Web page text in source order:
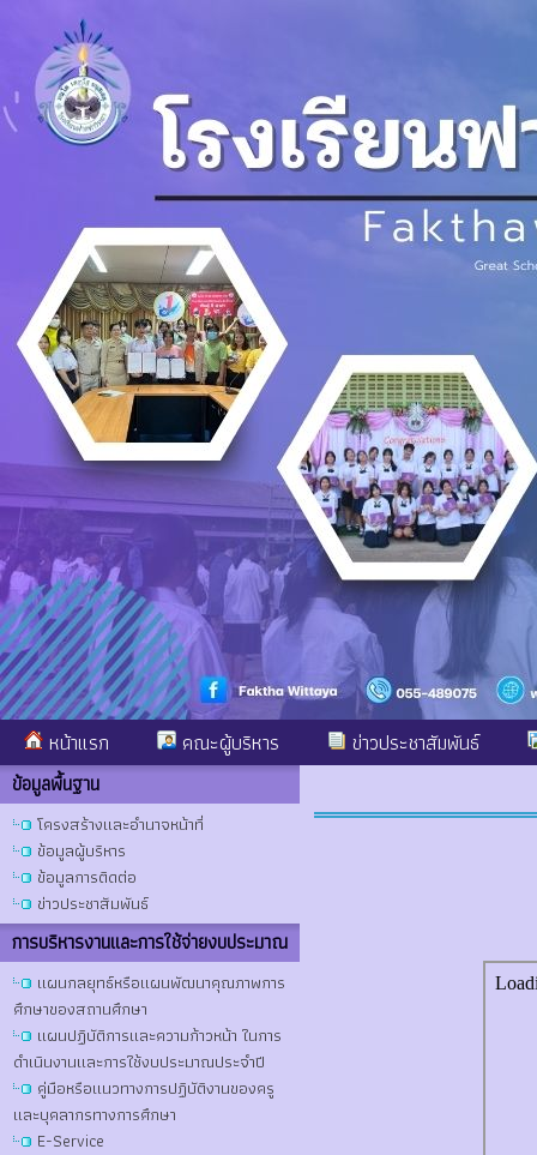
หน้าแรก คณะผู้บริหาร ข่าวประชาสัมพันธ์
ข้อมูลพื้นฐาน
โครงสร้างและอำนาจหน้าที่
ข้อมูลผู้บริหาร
ข้อมูลการติดต่อ
ข่าวประชาสัมพันธ์
การบริหารงานและการใช้จ่ายงบประมาณ
แผนกลยุทธ์หรือแผนพัฒนาคุณภาพการ
ศึกษาของสถานศึกษา
แผนปฏิบัติการและความก้าวหน้า ในการ
ดำเนินงานและการใช้งบประมาณประจำปี
คู่มือหรือแนวทางการปฏิบัติงานของครู
และบุคลากรทางการศึกษา
E-Service